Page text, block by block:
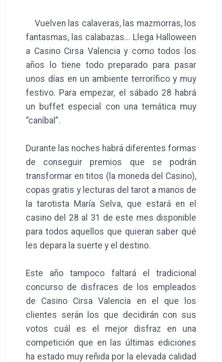
Vuelven las calaveras, las mazmorras, los
fantasmas, las calabazas... Llega Halloween
a Casino Cirsa Valencia y como todos los
años lo tiene todo preparado para pasar
unos días en un ambiente terrorífico y muy
festivo. Para empezar, el sábado 28 habrá
un buffet especial con una temática muy
“caníbal”.
Durante las noches habrá diferentes formas
de conseguir premios que se podrán
transformar en titos (la moneda del Casino),
copas gratis y lecturas del tarot a manos de
la tarotista María Selva, que estará en el
casino del 28 al 31 de este mes disponible
para todos aquellos que quieran saber qué
les depara la suerte y el destino.
Este año tampoco faltará el tradicional
concurso de disfraces de los empleados
de Casino Cirsa Valencia en el que los
clientes serán los que decidirán con sus
votos cuál es el mejor disfraz en una
competición que en las últimas ediciones
ha estado muy reñida por la elevada calidad